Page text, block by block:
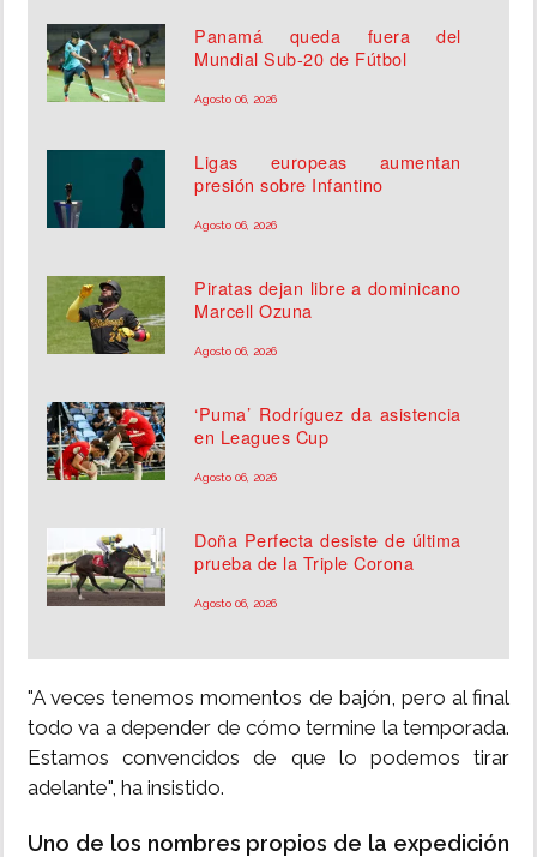
Panamá queda fuera del
Mundial Sub-20 de Fútbol
Agosto 06, 2026
Ligas europeas aumentan
presión sobre Infantino
Agosto 06, 2026
Piratas dejan libre a dominicano
Marcell Ozuna
Agosto 06, 2026
‘Puma’ Rodríguez da asistencia
en Leagues Cup
Agosto 06, 2026
Doña Perfecta desiste de última
prueba de la Triple Corona
Agosto 06, 2026
"A veces tenemos momentos de bajón, pero al final
todo va a depender de cómo termine la temporada.
Estamos convencidos de que lo podemos tirar
adelante", ha insistido.
Uno de los nombres propios de la expedición